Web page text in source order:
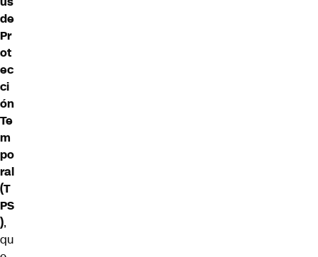
de
Pr
ot
ec
ci
ón
Te
m
po
ral
(T
PS
),
qu